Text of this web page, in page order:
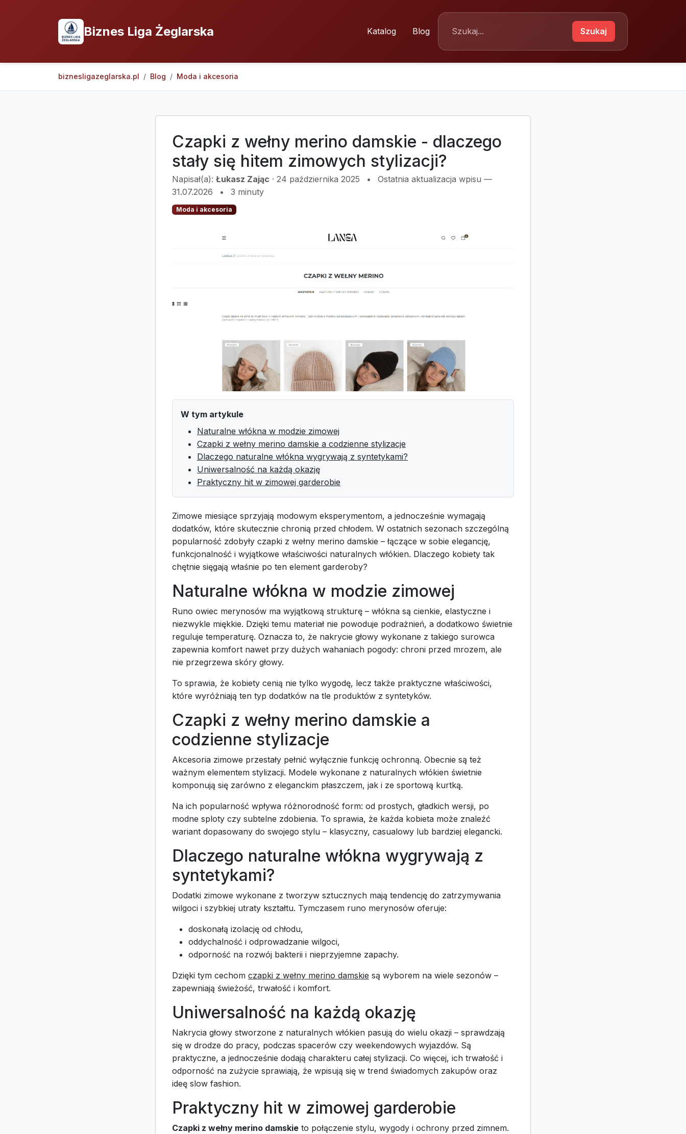
Biznes Liga Żeglarska Katalog Blog Szukaj
biznesligazeglarska.pl Blog Moda i akcesoria
Czapki z wełny merino damskie - dlaczego
stały się hitem zimowych stylizacji?
Napisał(a): Łukasz Zając · 24 października 2025 •
Ostatnia aktualizacja wpisu —
31.07.2026
• 3 minuty
Moda i akcesoria
W tym artykule
Naturalne włókna w modzie zimowej
Czapki z wełny merino damskie a codzienne stylizacje
Dlaczego naturalne włókna wygrywają z syntetykami?
Uniwersalność na każdą okazję
Praktyczny hit w zimowej garderobie
Zimowe miesiące sprzyjają modowym eksperymentom, a jednocześnie wymagają
dodatków, które skutecznie chronią przed chłodem. W ostatnich sezonach szczególną
popularność zdobyły czapki z wełny merino damskie – łączące w sobie elegancję,
funkcjonalność i wyjątkowe właściwości naturalnych włókien. Dlaczego kobiety tak
chętnie sięgają właśnie po ten element garderoby?
Naturalne włókna w modzie zimowej
Runo owiec merynosów ma wyjątkową strukturę – włókna są cienkie, elastyczne i
niezwykle miękkie. Dzięki temu materiał nie powoduje podrażnień, a dodatkowo świetnie
reguluje temperaturę. Oznacza to, że nakrycie głowy wykonane z takiego surowca
zapewnia komfort nawet przy dużych wahaniach pogody: chroni przed mrozem, ale
nie przegrzewa skóry głowy.
To sprawia, że kobiety cenią nie tylko wygodę, lecz także praktyczne właściwości,
które wyróżniają ten typ dodatków na tle produktów z syntetyków.
Czapki z wełny merino damskie a
codzienne stylizacje
Akcesoria zimowe przestały pełnić wyłącznie funkcję ochronną. Obecnie są też
ważnym elementem stylizacji. Modele wykonane z naturalnych włókien świetnie
komponują się zarówno z eleganckim płaszczem, jak i ze sportową kurtką.
Na ich popularność wpływa różnorodność form: od prostych, gładkich wersji, po
modne sploty czy subtelne zdobienia. To sprawia, że każda kobieta może znaleźć
wariant dopasowany do swojego stylu – klasyczny, casualowy lub bardziej elegancki.
Dlaczego naturalne włókna wygrywają z
syntetykami?
Dodatki zimowe wykonane z tworzyw sztucznych mają tendencję do zatrzymywania
wilgoci i szybkiej utraty kształtu. Tymczasem runo merynosów oferuje:
doskonałą izolację od chłodu,
oddychalność i odprowadzanie wilgoci,
odporność na rozwój bakterii i nieprzyjemne zapachy.
Dzięki tym cechom czapki z wełny merino damskie są wyborem na wiele sezonów –
zapewniają świeżość, trwałość i komfort.
Uniwersalność na każdą okazję
Nakrycia głowy stworzone z naturalnych włókien pasują do wielu okazji – sprawdzają
się w drodze do pracy, podczas spacerów czy weekendowych wyjazdów. Są
praktyczne, a jednocześnie dodają charakteru całej stylizacji. Co więcej, ich trwałość i
odporność na zużycie sprawiają, że wpisują się w trend świadomych zakupów oraz
ideę slow fashion.
Praktyczny hit w zimowej garderobie
Czapki z wełny merino damskie to połączenie stylu, wygody i ochrony przed zimnem.